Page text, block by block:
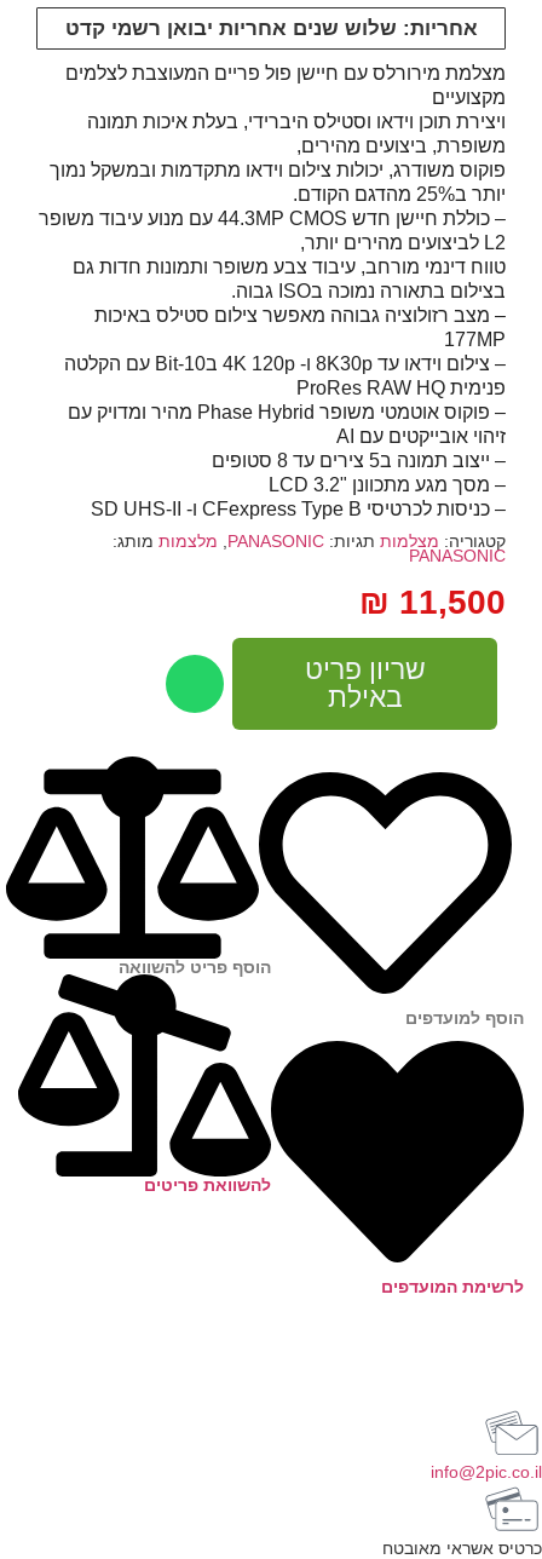
אחריות: שלוש שנים אחריות יבואן רשמי קדט
מצלמת מירורלס עם חיישן פול פריים המעוצבת לצלמים
מקצועיים
ויצירת תוכן וידאו וסטילס היברידי, בעלת איכות תמונה
משופרת, ביצועים מהירים,
פוקוס משודרג, יכולות צילום וידאו מתקדמות ובמשקל נמוך
יותר ב25% מהדגם הקודם.
– כוללת חיישן חדש 44.3MPCMOS
עם מנוע עיבוד משופר
L2 לביצועים מהירים יותר,
טווח דינמי מורחב, עיבוד צבע משופר ותמונות חדות גם
בצילום בתאורה נמוכה בISO גבוה.
– מצב רזולוציה גבוהה מאפשר צילום סטילס באיכות
177MP
– צילום וידאו עד 8K30p ו- 4K 120p ב10-Bit עם הקלטה
פנימית ProRes
RAW HQ
– פוקוס אוטמטי משופר Phase Hybrid מהיר ומדויק עם
זיהוי אובייקטים עם AI
– ייצוב תמונה ב5 צירים עד 8 סטופים
– מסך מגע מתכוונן "3.2
LCD
– כניסות לכרטיסי CFexpress Type B ו- SD
UHS -II
קטגוריה: מצלמות תגיות: PANASONIC
, מלצמות מותג:
PANASONIC
₪ 11,500
שריון פריט
באילת
הוסף למועדפים
לרשימת המועדפים
הוסף פריט להשוואה
להשוואת פריטים
אשראי מאובטח